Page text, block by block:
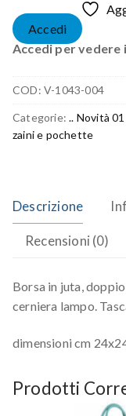
Accedi
Accedi per vedere
COD: V-1043-004
Categorie:.. Novità
zaini e pochette
Descrizione
Recensioni (0)
Borsa in juta,
cerniera lampo.
dimensioni cm
Prodotti